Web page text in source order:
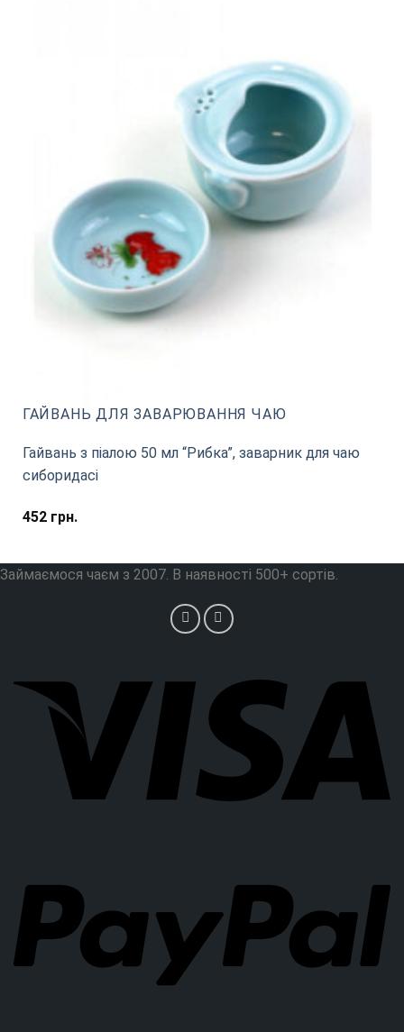
ГАЙВАНЬ ДЛЯ ЗАВАРЮВАННЯ ЧАЮ
Гайвань з піалою 50 мл “Рибка”, заварник для чаю
сиборидасі
452грн.
Займаємося чаєм з 2007. В наявності 500+ сортів.